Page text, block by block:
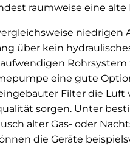
raumweise eine alte
niedrigen
über kein
eine gute
Filter die
sorgen. Unter
alter Gas- oder
die Geräte